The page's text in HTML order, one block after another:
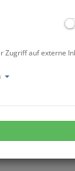
Zugriff auf externe